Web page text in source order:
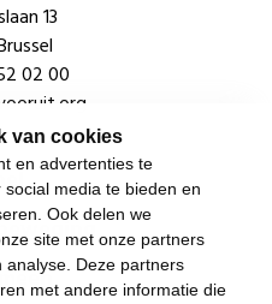
van cookies
en advertenties te
media te bieden en
Ook delen we
site met onze partners
Deze partners
met andere informatie die
13
02 00